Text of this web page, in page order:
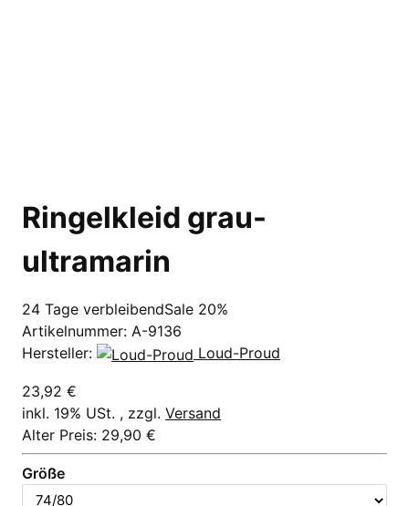
Ringelkleid grau-
ultramarin
24 Tage verbleibendSale 20%
Artikelnummer: A-9136
Hersteller:
Loud-Proud
23,92 €
inkl. 19% USt. , zzgl. Versand
Alter Preis: 29,90 €
Größe